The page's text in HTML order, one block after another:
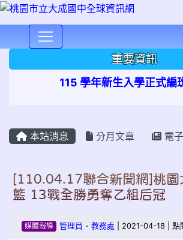
重要資訊
115 學年新生入學正式編
本站消息 分月文章 電
[110.04.17聯合新聞網]桃園
籃 13戰全勝勇奪乙組后冠
媒體報導 管理員 - 教務處 | 2021-04-18 | 點